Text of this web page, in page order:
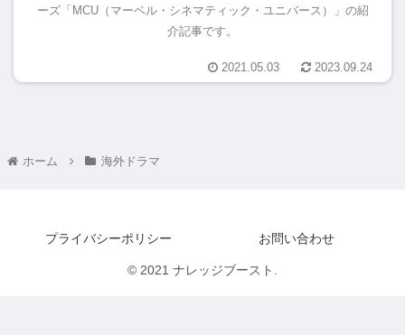
ーズ「MCU（マーベル・シネマティック・ユニバース）」の紹
介記事です。
2021.05.03 2023.09.24
ホーム 海外ドラマ
プライバシーポリシー お問い合わせ
© 2021 ナレッジブースト.